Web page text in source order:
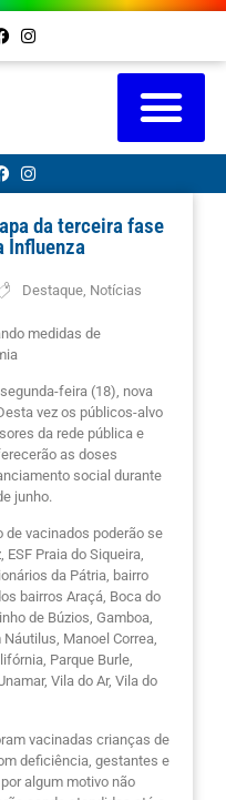
da terceira fase
Influenza
Destaque, Notícias
medidas de
feira (18), nova
vez os públicos-alvo
da rede pública e
as doses
social durante
junho.
de vacinados poderão se
Praia do Siqueira,
da Pátria, bairro
bairros Araçá, Boca do
de Búzios, Gamboa,
Manoel Correa,
Parque Burle,
Vila do Ar, Vila do
vacinadas crianças de
deficiência, gestantes e
algum motivo não